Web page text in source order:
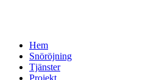
Hem
Snöröjning
Tjänster
Projekt